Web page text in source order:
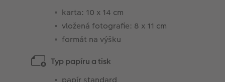
karta: 10 x 14 cm
vložená fotografie: 8 x 11 cm
formát na výšku
Typ papíru a tisk
papír standard